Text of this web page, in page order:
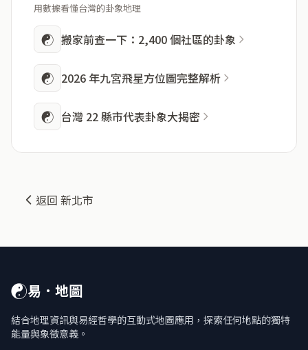
用數據看懂台灣的卦象地理
☯ 搬家前查一下：2,400 個社區的卦象
☯ 2026 年九宮飛星方位圖完整解析
☯ 台灣 22 縣市代表卦象大揭密
返回 新北市
☯易．地圖
結合地理資訊與易經哲學的互動式地圖應用，探索任何地點的獨特
能量與象徵意義。